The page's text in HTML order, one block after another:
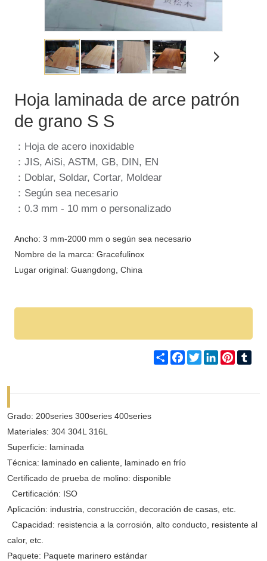
Hoja laminada de arce patrón
de grano S S
：Hoja de acero inoxidable
：JIS, AiSi, ASTM, GB, DIN, EN
：Doblar, Soldar, Cortar, Moldear
：Según sea necesario
：0.3 mm - 10 mm o personalizado
Ancho: 3 mm-2000 mm o según sea necesario
Nombre de la marca: Gracefulinox
Lugar original: Guangdong, China
ShareFacebookTwitterLinkedIn
Grado: 200series 300series 400series
Materiales: 304 304L 316L
Superficie: laminada
Técnica: laminado en caliente, laminado en frío
Certificado de prueba de molino: disponible
Certificación: ISO
Aplicación: industria, construcción, decoración de casas, etc.
Capacidad: resistencia a la corrosión, alto conducto, resistente al
calor, etc.
Paquete: Paquete marinero estándar